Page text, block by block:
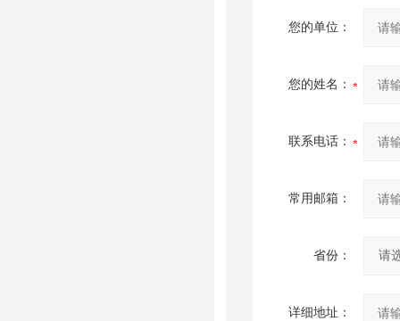
您的单位：
您的姓名：
联系电话：
常用邮箱：
省份：
详细地址：